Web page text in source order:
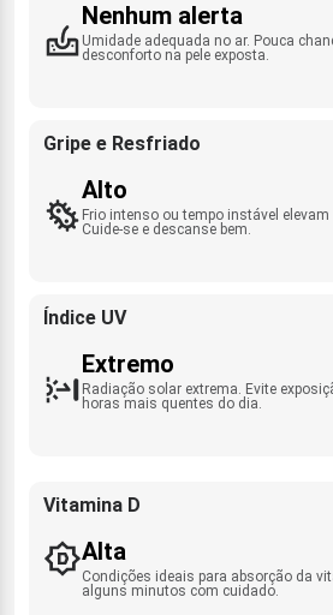
Nenhum alerta
Umidade adequada no ar. Pouca
desconforto na pele exposta.
Gripe e Resfriado
Alto
Frio intenso ou tempo instável
Cuide-se e descanse bem.
Índice UV
Extremo
Radiação solar extrema. Evite
horas mais quentes do dia.
Vitamina D
Alta
Condições ideais para absorção da
alguns minutos com cuidado.